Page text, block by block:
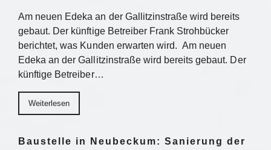
Am neuen Edeka an der Gallitzinstraße wird bereits
gebaut. Der künftige Betreiber Frank Strohbücker
berichtet, was Kunden erwarten wird. Am neuen
Edeka an der Gallitzinstraße wird bereits gebaut. Der
künftige Betreiber…
Weiterlesen
Baustelle in Neubeckum: Sanierung der